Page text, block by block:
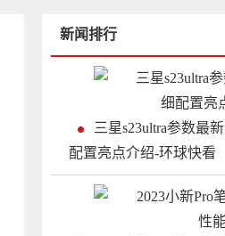
新闻排行
三星s23ultra参数最
配置亮点介绍-环球快看